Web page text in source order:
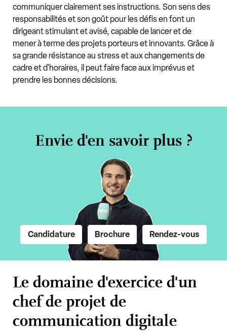
communiquer clairement ses instructions. Son sens des
responsabilités et son goût pour les défis en font un
dirigeant stimulant et avisé, capable de lancer et de
mener à terme des projets porteurs et innovants. Grâce à
sa grande résistance au stress et aux changements de
cadre et d'horaires, il peut faire face aux imprévus et
prendre les bonnes décisions.
Envie d'en savoir plus ?
Candidature Brochure Rendez-vous
Le domaine d'exercice d'un
chef de projet de
communication digitale